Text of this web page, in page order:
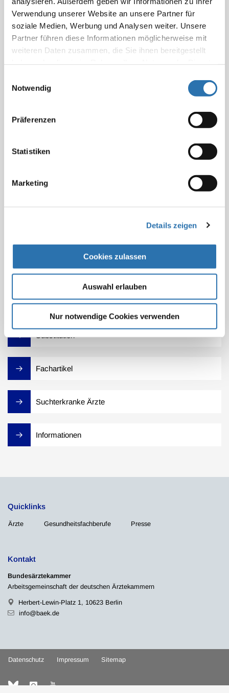
Verwendung unserer Website an unsere Partner für
soziale Medien, Werbung und Analysen weiter. Unsere
Partner führen diese Informationen möglicherweise mit
weiteren Daten zusammen, die Sie ihnen bereitgestellt
Cookies, wenn Sie unsere Webseite weiterhin
Notwendig
Präferenzen
Statistiken
Marketing
Details zeigen
Cookies zulassen
Auswahl erlauben
Nur notwendige Cookies verwenden
Neuer Pakt für Substitutionstherapie in Baden-
Drogenbeauftragte will sich für mehr substituierende
Ärzte stark machen
Weitere Informationen zum
Tabak
Medikamentenabhängigkeit
Substitution
Fachartikel
Suchterkranke Ärzte
Informationen
Quicklinks
Ärzte Gesundheitsfachberufe Presse
Kontakt
Bundesärztekammer
Arbeitsgemeinschaft der deutschen Ärztekammern
Herbert-Lewin-Platz 1, 10623 Berlin
info@baek.de
Datenschutz Impressum Sitemap